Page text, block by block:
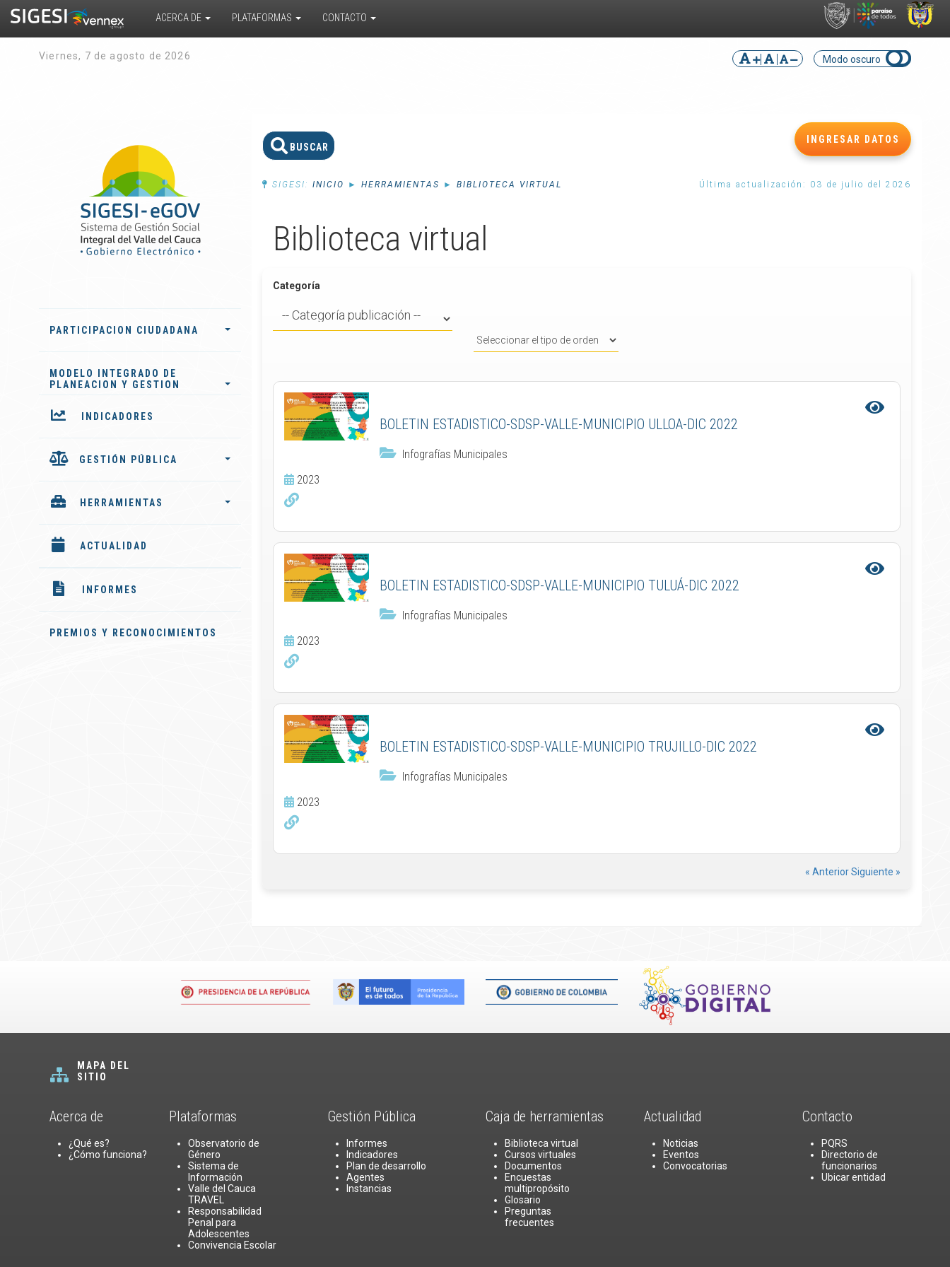
ACERCA DE PLATAFORMAS CONTACTO
Viernes, 7 de agosto de 2026 Modo oscuro
PARTICIPACION CIUDADANA
MODELO INTEGRADO DE
PLANEACION Y GESTION
INDICADORES
GESTIÓN PÚBLICA
HERRAMIENTAS
ACTUALIDAD
INFORMES
PREMIOS Y RECONOCIMIENTOS
INGRESAR DATOS
SIGESI: INICIO ► HERRAMIENTAS ► BIBLIOTECA VIRTUAL Última actualización: 03 de julio del 2026
Biblioteca virtual
Categoría
BOLETIN ESTADISTICO-SDSP-VALLE-MUNICIPIO ULLOA-DIC 2022
Infografías Municipales
2023
BOLETIN ESTADISTICO-SDSP-VALLE-MUNICIPIO TULUÁ-DIC 2022
Infografías Municipales
2023
BOLETIN ESTADISTICO-SDSP-VALLE-MUNICIPIO TRUJILLO-DIC 2022
Infografías Municipales
2023
« AnteriorSiguiente »
MAPA DEL
SITIO
Acerca de
¿Qué es?
¿Cómo funciona?
Plataformas
Observatorio de
Género
Sistema de
Información
Valle del Cauca
TRAVEL
Responsabilidad
Penal para
Adolescentes
Convivencia Escolar
Gestión Pública
Informes
Indicadores
Plan de desarrollo
Agentes
Instancias
Caja de herramientas
Biblioteca virtual
Cursos virtuales
Documentos
Encuestas
multipropósito
Glosario
Preguntas
frecuentes
Actualidad
Noticias
Eventos
Convocatorias
Contacto
PQRS
Directorio de
funcionarios
Ubicar entidad